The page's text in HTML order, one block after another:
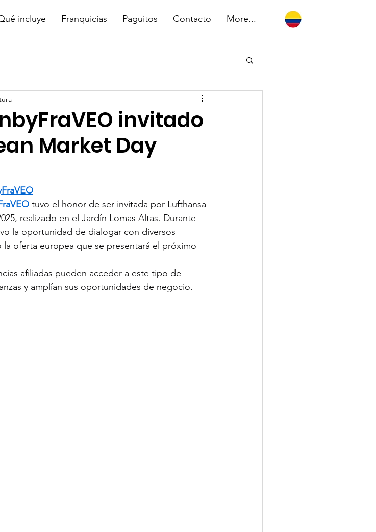
incluye Franquicias Paguitos Contacto More...
invitado
Market Day
tuvo el honor de ser invitada por Lufthansa
realizado en el Jardín Lomas Altas. Durante
la oportunidad de dialogar con diversos
oferta europea que se presentará el próximo
afiliadas pueden acceder a este tipo de
y amplían sus oportunidades de negocio.